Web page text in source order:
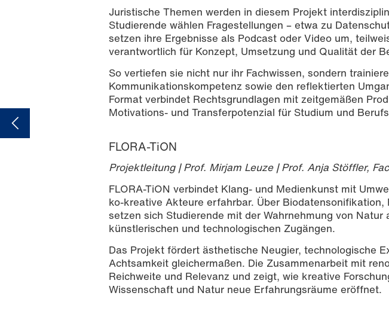
Juristische Themen werden in diesem Projekt
Studierende wählen Fragestellungen – etwa zu
setzen ihre Ergebnisse als Podcast oder Video um,
verantwortlich für Konzept, Umsetzung und Qualität der
So vertiefen sie nicht nur ihr Fachwissen, sondern
Kommunikationskompetenz sowie den reflektierten
Format verbindet Rechtsgrundlagen mit zeitgemäßen
Motivations- und Transferpotenzial für Studium und
FLORA-TiON
Projektleitung | Prof. Mirjam Leuze | Prof. Anja Stöffler,
FLORA-TiON verbindet Klang- und Medienkunst mit
ko-kreative Akteure erfahrbar. Über Biodatensonifikation,
setzen sich Studierende mit der Wahrnehmung von
künstlerischen und technologischen Zugängen.
Das Projekt fördert ästhetische Neugier, technologische
Achtsamkeit gleichermaßen. Die Zusammenarbeit mit
Reichweite und Relevanz und zeigt, wie kreative
Wissenschaft und Natur neue Erfahrungsräume eröffnet.